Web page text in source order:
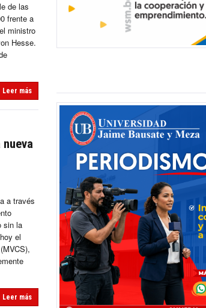
de las
frente a
ministro
Hesse.
Leer más
a través
sin la
el
Leer más